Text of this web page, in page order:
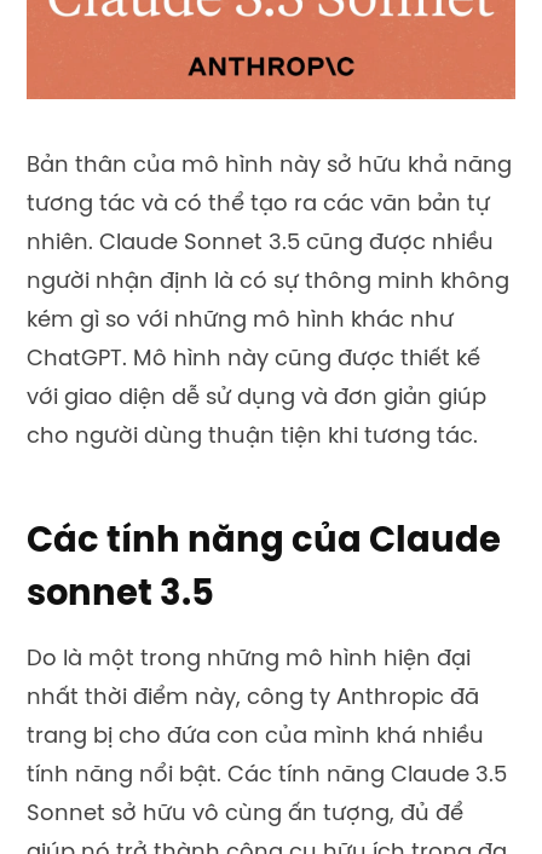
Bản thân của mô hình này sở hữu khả năng
tương tác và có thể tạo ra các văn bản tự
nhiên. Claude Sonnet 3.5 cũng được nhiều
người nhận định là có sự thông minh không
kém gì so với những mô hình khác như
ChatGPT. Mô hình này cũng được thiết kế
với giao diện dễ sử dụng và đơn giản giúp
cho người dùng thuận tiện khi tương tác.
Các tính năng của Claude
sonnet 3.5
Do là một trong những mô hình hiện đại
nhất thời điểm này, công ty Anthropic đã
trang bị cho đứa con của mình khá nhiều
tính năng nổi bật. Các tính năng Claude 3.5
Sonnet sở hữu vô cùng ấn tượng, đủ để